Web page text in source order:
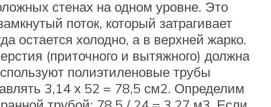
стенах на одном уровне. Это
поток, который затрагивает
остается холодно, а в верхней жарко.
(приточного и вытяжного) должна
полиэтиленовые трубы
3,14 х 52 = 78,5 см2. Определим